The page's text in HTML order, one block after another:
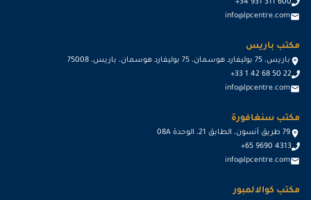
+34 931 311 600
info@lpcentre.com
مكتب باريس
باريس، 75 بوليفارد هوسمان، 75 بوليفارد هوسمان، باريس، 75008
+33 1 42 68 50 22
info@lpcentre.com
مكتب سنغافورة
79 طريق أنسون، الطابق 21، الوحدة 08A
+65 9690 4313
info@lpcentre.com
مكتب كوالالمبور